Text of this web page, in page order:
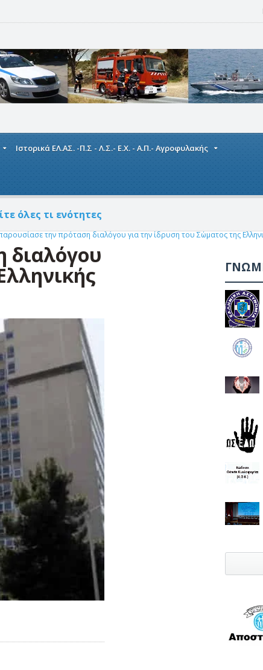
Ιστορικά ΕΛ.ΑΣ. -Π.Σ - Λ.Σ.- Ε.Χ. - Α.Π.- Αγροφυλακής
όλες τι ενότητες
την πρόταση διαλόγου για την ίδρυση του Σώματος της
διαλόγου